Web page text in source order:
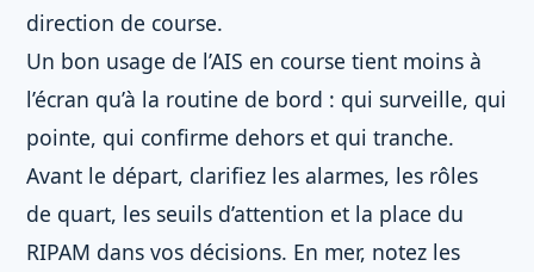
direction de course.
Un bon usage de l’AIS en course tient moins à
l’écran qu’à la routine de bord : qui surveille, qui
pointe, qui confirme dehors et qui tranche.
Avant le départ, clarifiez les alarmes, les rôles
de quart, les seuils d’attention et la place du
RIPAM dans vos décisions. En mer, notez les